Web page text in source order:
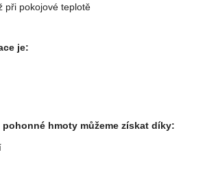
při pokojové teplotě
je:
hmoty můžeme získat díky: